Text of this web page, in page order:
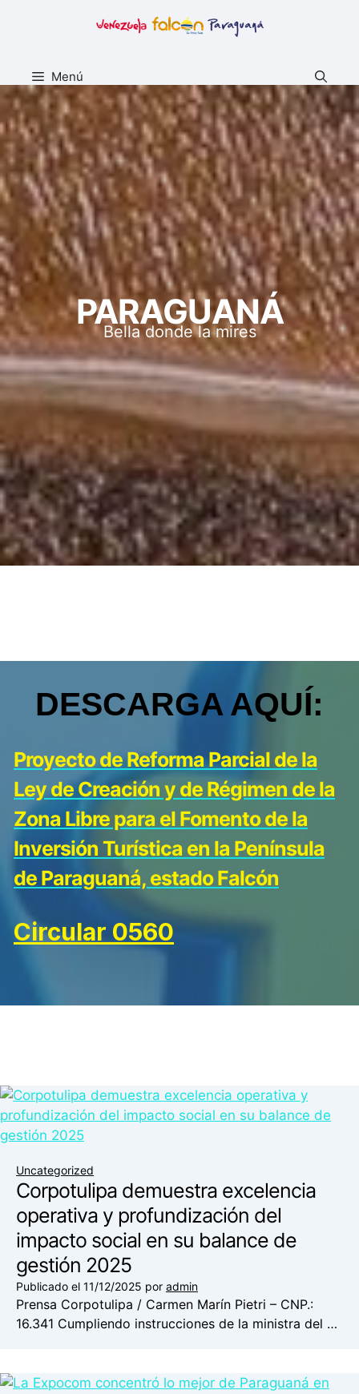
Menú
PARAGUANÁ
Bella donde la mires
DESCARGA AQUÍ:
Proyecto de Reforma Parcial de la
Ley de Creación y de Régimen de la
Zona Libre para el Fomento de la
Inversión Turística en la Península
de Paraguaná, estado Falcón
Circular 0560
Uncategorized
Corpotulipa demuestra excelencia
operativa y profundización del
impacto social en su balance de
gestión 2025
Publicado el 11/12/2025 por admin
Prensa Corpotulipa / Carmen Marín Pietri – CNP.:
16.341 Cumpliendo instrucciones de la ministra del …